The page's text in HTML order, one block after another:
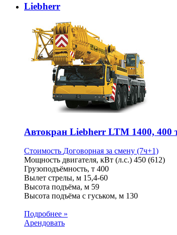
Liebherr
Автокран Liebherr LTM 1400, 400
Стоимость Договорная за смену (7ч+1)
Мощность двигателя, кВт (л.с.) 450 (612)
Грузоподъёмность, т 400
Вылет стрелы, м 15,4-60
Высота подъёма, м 59
Высота подъёма с гуськом, м 130
Подробнее »
Арендовать